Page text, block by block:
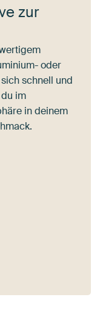
zur
oder
schnell und
im
in deinem